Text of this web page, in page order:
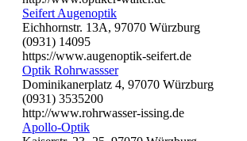
Seifert Augenoptik
Eichhornstr. 13A, 97070 Würzburg
(0931) 14095
https://www.augenoptik-seifert.de
Optik Rohrwassser
Dominikanerplatz 4, 97070 Würzburg
(0931) 3535200
http://www.rohrwasser-issing.de
Apollo-Optik